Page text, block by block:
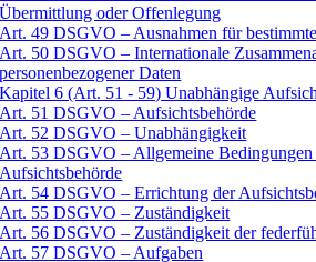
Übermittlung oder Offenlegung
Art. 49 DSGVO – Ausnahmen für
Art. 50 DSGVO – Internationale
personenbezogener Daten
Kapitel 6 (Art. 51 - 59) Unabhängige
Art. 51 DSGVO – Aufsichtsbehörde
Art. 52 DSGVO – Unabhängigkeit
Art. 53 DSGVO – Allgemeine
Aufsichtsbehörde
Art. 54 DSGVO – Errichtung der
Art. 55 DSGVO – Zuständigkeit
Art. 56 DSGVO – Zuständigkeit der
Art. 57 DSGVO – Aufgaben